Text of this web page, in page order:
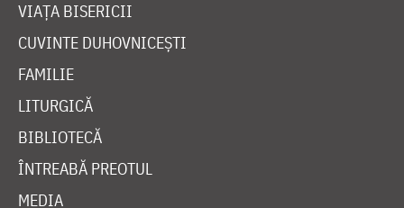
VIAȚA BISERICII
CUVINTE DUHOVNICEȘTI
FAMILIE
LITURGICĂ
BIBLIOTECĂ
ÎNTREABĂ PREOTUL
MEDIA